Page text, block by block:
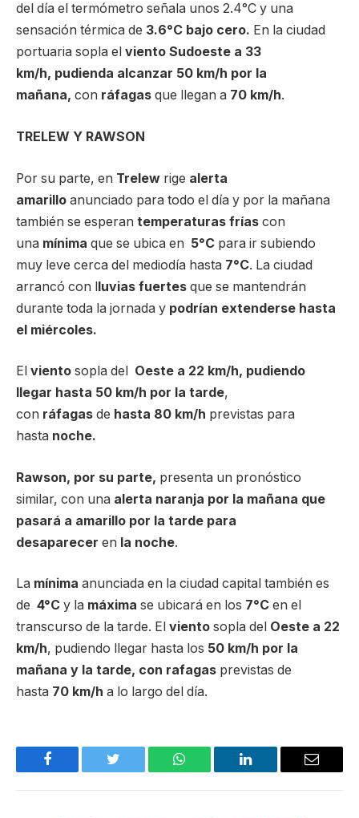
del día el termómetro señala unos 2.4°C y una
sensación térmica de 3.6°C bajo cero. En la ciudad
portuaria sopla el viento Sudoeste a 33
km/h, pudienda alcanzar 50 km/h por la
mañana, con ráfagas que llegan a 70 km/h.
TRELEW Y RAWSON
Por su parte, en Trelew rige alerta
amarillo anunciado para todo el día y por la mañana
también se esperan temperaturas frías con
una mínima que se ubica en 5°C para ir subiendo
muy leve cerca del mediodía hasta 7°C. La ciudad
arrancó con lluvias fuertes que se mantendrán
durante toda la jornada y podrían extenderse hasta
el miércoles.
El viento sopla del Oeste a 22 km/h, pudiendo
llegar hasta 50 km/h por la tarde,
con ráfagas de hasta 80 km/h previstas para
hasta noche.
Rawson, por su parte, presenta un pronóstico
similar, con una alerta naranja por la mañana que
pasará a amarillo por la tarde para
desaparecer en la noche.
La mínima anunciada en la ciudad capital también es
de 4°C y la máxima se ubicará en los 7°C en el
transcurso de la tarde. El viento sopla del Oeste a 22
km/h, pudiendo llegar hasta los 50 km/h por la
mañana y la tarde, con rafagas previstas de
hasta 70 km/h a lo largo del día.
Facebook Twitter WhatsApp LinkedIn Email